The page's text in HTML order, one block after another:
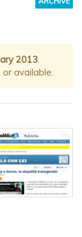
2013.
available.